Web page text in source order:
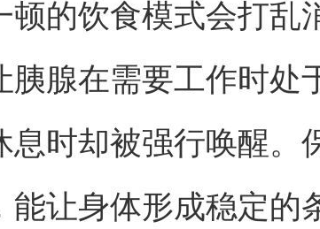
顿的饮食模式会打乱
胰腺在需要工作时处
息时却被强行唤醒。
能让身体形成稳定的